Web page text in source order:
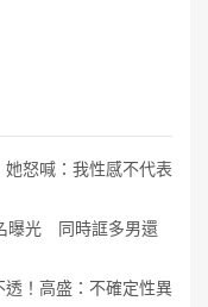
怒喊：我性感不代表
曝光 同時誆多男還
！高盛：不確定性異